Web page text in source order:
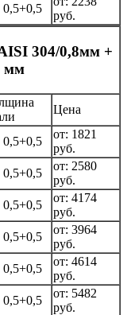
0,5+0,5
руб.
304/0,8мм +
мм
Цена
0,5+0,5
от: 1821
руб.
0,5+0,5
от: 2580
руб.
0,5+0,5
от: 4174
руб.
0,5+0,5
от: 3964
руб.
0,5+0,5
от: 4614
руб.
0,5+0,5
от: 5482
руб.